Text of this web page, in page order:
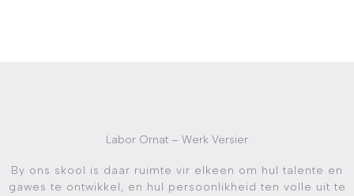
Labor Ornat – Werk Versier
By ons skool is daar ruimte vir elkeen om hul talente en
gawes te ontwikkel, en hul persoonlikheid ten volle uit te